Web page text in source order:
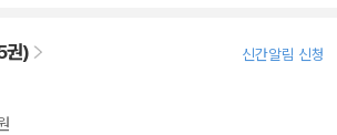
권) 신간알림 신청